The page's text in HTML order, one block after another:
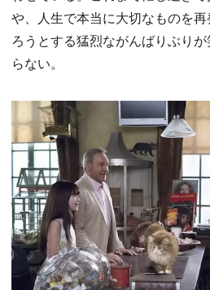
や、人生で本当に大切なものを
ろうとする猛烈ながんばりぶり
らない。